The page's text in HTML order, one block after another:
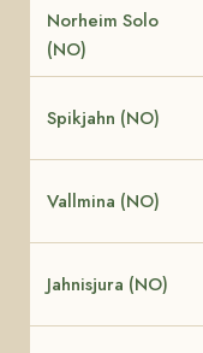
Norheim Solo
(NO)
Spikjahn (NO)
Vallmina (NO)
Jahnisjura (NO)